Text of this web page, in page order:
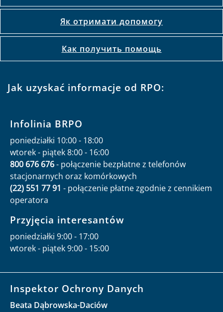
Як отримати допомогу
Как получить помощь
Jak uzyskać informacje od RPO:
Infolinia BRPO
poniedziałki 10:00 - 18:00
wtorek - piątek 8:00 - 16:00
800 676 676- połączenie bezpłatne z telefonów
stacjonarnych oraz komórkowych
(22) 551 77 91 - połączenie płatne zgodnie z cennikiem
operatora
Przyjęcia interesantów
poniedziałki 9:00 - 17:00
wtorek - piątek 9:00 - 15:00
Inspektor Ochrony Danych
Beata Dąbrowska-Daciów